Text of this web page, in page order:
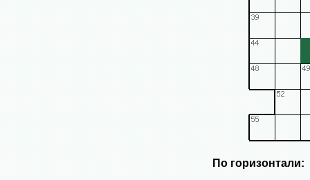
По горизонтали: